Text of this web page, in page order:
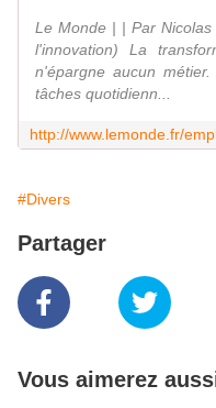
Le Monde | | Par
l'innovation) La
n'épargne aucun
tâches quotidienn...
#Divers
Partager
Vous aimerez